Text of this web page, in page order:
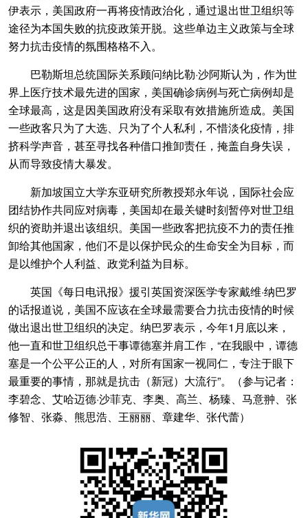
伊表示，美国政府一再将疫情政治化，通过退出世卫组织等
途径为本国失败的抗疫政策开脱。这些单边主义政策与全球
努力抗击疫情的氛围格格不入。
巴勒斯坦总统国际关系顾问纳比勒·沙阿斯认为，作为世
界上医疗技术最先进的国家，美国确诊病例与死亡病例却是
全球最高，这是因美国政府没有采取有效措施所造成。美国
一些政客只为了大选、只为了个人私利，不惜淡化疫情，排
挤科学声音，甚至寻找各种借口推卸责任，掩盖自身失误，
从而导致疫情大暴发。
新加坡国立大学东亚研究所教授郑永年说，国际社会应
团结协作共同应对病毒，美国却在最关键时刻暂停对世卫组
织的资助并退出该组织。美国一些政客把抗疫不力的责任推
卸给其他国家，他们不是以保护民众的生命安全为目标，而
是以维护个人利益、政党利益为目标。
英国《每日电讯报》援引英国资深医学专家戴维·纳巴罗
的话报道说，美国不应该在全球最需要合力抗击疫情的时候
做出退出世卫组织的决定。纳巴罗表示，今年1月底以来，
他一直和世卫组织总干事谭德塞并肩工作，“在我眼中，谭德
塞是一个公平公正的人，对所有国家一视同仁，专注于眼下
最重要的事情，那就是抗击（新冠）大流行”。（参与记者：
李碧念、艾哈迈德·沙菲克、李奥、高兰、杨臻、马意翀、张
修智、张淼、熊思浩、王丽丽、章建华、张代蕾）